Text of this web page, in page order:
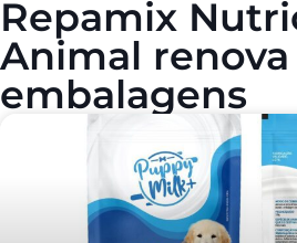
Repamix
Animal renova
embalagens